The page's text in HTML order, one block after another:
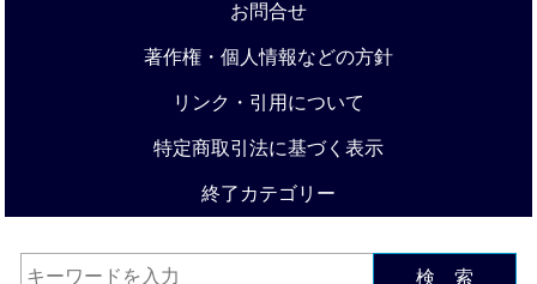
お問合せ
著作権・個人情報などの方針
リンク・引用について
特定商取引法に基づく表示
終了カテゴリー
検 索